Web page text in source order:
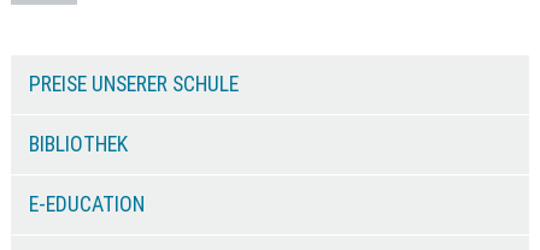
PREISE UNSERER SCHULE
BIBLIOTHEK
E-EDUCATION